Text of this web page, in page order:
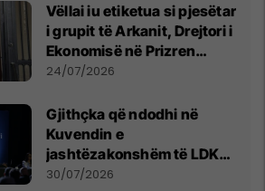
Vëllai iu etiketua si pjesëtar
i grupit të Arkanit, Drejtori i
Ekonomisë në Prizren
mohon pretendimet
24/07/2026
Gjithçka që ndodhi në
Kuvendin e
jashtëzakonshëm të LDK-
së
30/07/2026